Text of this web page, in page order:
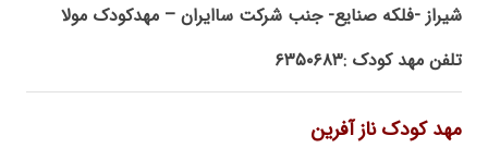
شیراز -فلکه صنایع- جنب شرکت ساایران – مهدکودک مولا
تلفن مهد کودک :۶۳۵۰۶۸۳
مهد کودک ناز آفرین